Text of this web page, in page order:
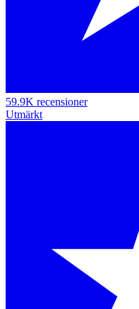
59.9K recensioner
Utmärkt